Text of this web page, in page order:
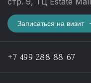
Записаться на визит
+7 499 288 88 67